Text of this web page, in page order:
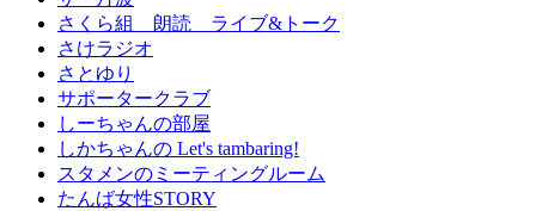
さくら組 朗読 ライブ&トーク
さけラジオ
さとゆり
サポータークラブ
しーちゃんの部屋
しかちゃんの Let's tambaring!
スタメンのミーティングルーム
たんば女性STORY